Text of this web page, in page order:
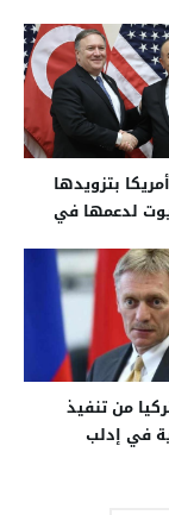
بتزويدها
لدعمها في
من تنفيذ
في إدلب